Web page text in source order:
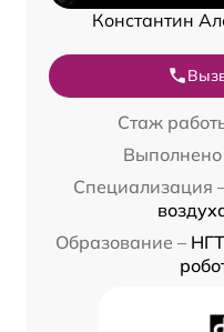
Константин
Стаж
Выполнено
Специализация
Образование –